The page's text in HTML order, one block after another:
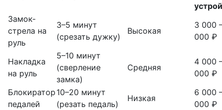
Замок-
стрела на
руль
3–5 минут
(срезать дужку)
Высокая
3 000
000 ₽
Накладка
на руль
5–10 минут
(сверление
замка)
Средняя
4 000
000 ₽
Блокиратор
педалей
10–20 минут
(резать педаль)
Низкая
6 000
000 ₽